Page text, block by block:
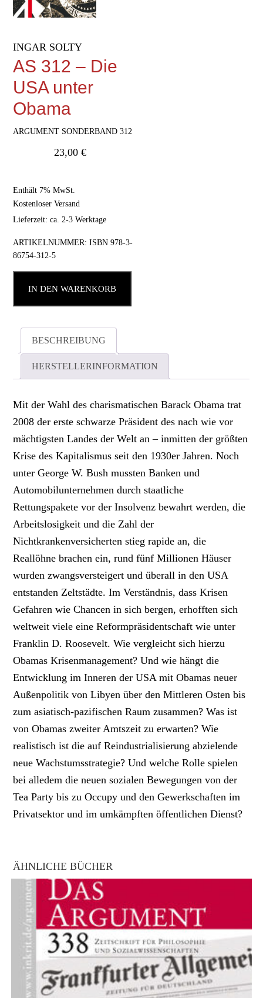
INGAR SOLTY
AS 312 – Die
USA unter
Obama
ARGUMENT SONDERBAND 312
23,00€
Enthält 7% MwSt.
Kostenloser Versand
Lieferzeit: ca. 2-3 Werktage
ARTIKELNUMMER:ISBN 978-3-
86754-312-5
IN DEN WARENKORB
BESCHREIBUNG
HERSTELLERINFORMATION
Mit der Wahl des charismatischen Barack Obama trat
2008 der erste schwarze Präsident des nach wie vor
mächtigsten Landes der Welt an – inmitten der größten
Krise des Kapitalismus seit den 1930er Jahren. Noch
unter George W. Bush mussten Banken und
Automobilunternehmen durch staatliche
Rettungspakete vor der Insolvenz bewahrt werden, die
Arbeitslosigkeit und die Zahl der
Nichtkrankenversicherten stieg rapide an, die
Reallöhne brachen ein, rund fünf Millionen Häuser
wurden zwangsversteigert und überall in den USA
entstanden Zeltstädte. Im Verständnis, dass Krisen
Gefahren wie Chancen in sich bergen, erhofften sich
weltweit viele eine Reformpräsidentschaft wie unter
Franklin D. Roosevelt. Wie vergleicht sich hierzu
Obamas Krisenmanagement? Und wie hängt die
Entwicklung im Inneren der USA mit Obamas neuer
Außenpolitik von Libyen über den Mittleren Osten bis
zum asiatisch-pazifischen Raum zusammen? Was ist
von Obamas zweiter Amtszeit zu erwarten? Wie
realistisch ist die auf Reindustrialisierung abzielende
neue Wachstumsstrategie? Und welche Rolle spielen
bei alledem die neuen sozialen Bewegungen von der
Tea Party bis zu Occupy und den Gewerkschaften im
Privatsektor und im umkämpften öffentlichen Dienst?
ÄHNLICHE BÜCHER